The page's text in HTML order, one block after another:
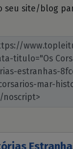
seu site/blog